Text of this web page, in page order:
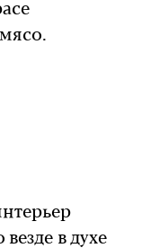
в духе